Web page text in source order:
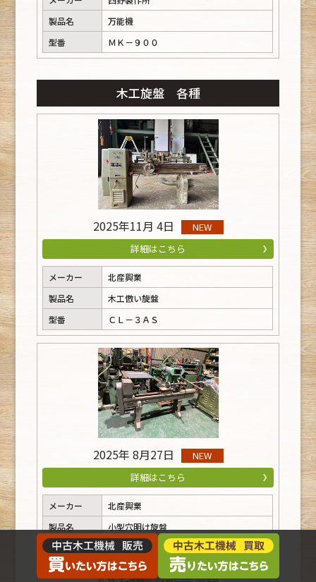
製品名
万能機
型番
ＭＫ－９００
木工旋盤 各種
2025年11月 4日
NEW
詳細はこちら
メーカー
北産興業
製品名
木工倣い旋盤
型番
ＣＬ－３ＡＳ
2025年 8月27日
NEW
詳細はこちら
メーカー
北産興業
製品名
小型穴明け旋盤
型番
ＢＬ－１